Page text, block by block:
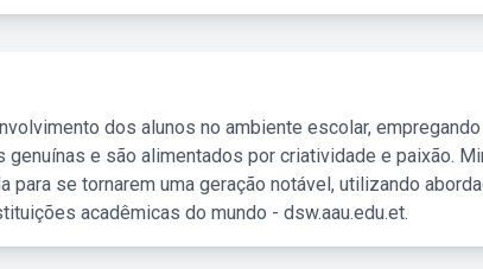
dos alunos no ambiente escolar, empregando
e são alimentados por criatividade e paixão.
se tornarem uma geração notável, utilizando
acadêmicas do mundo - dsw.aau.edu.et.